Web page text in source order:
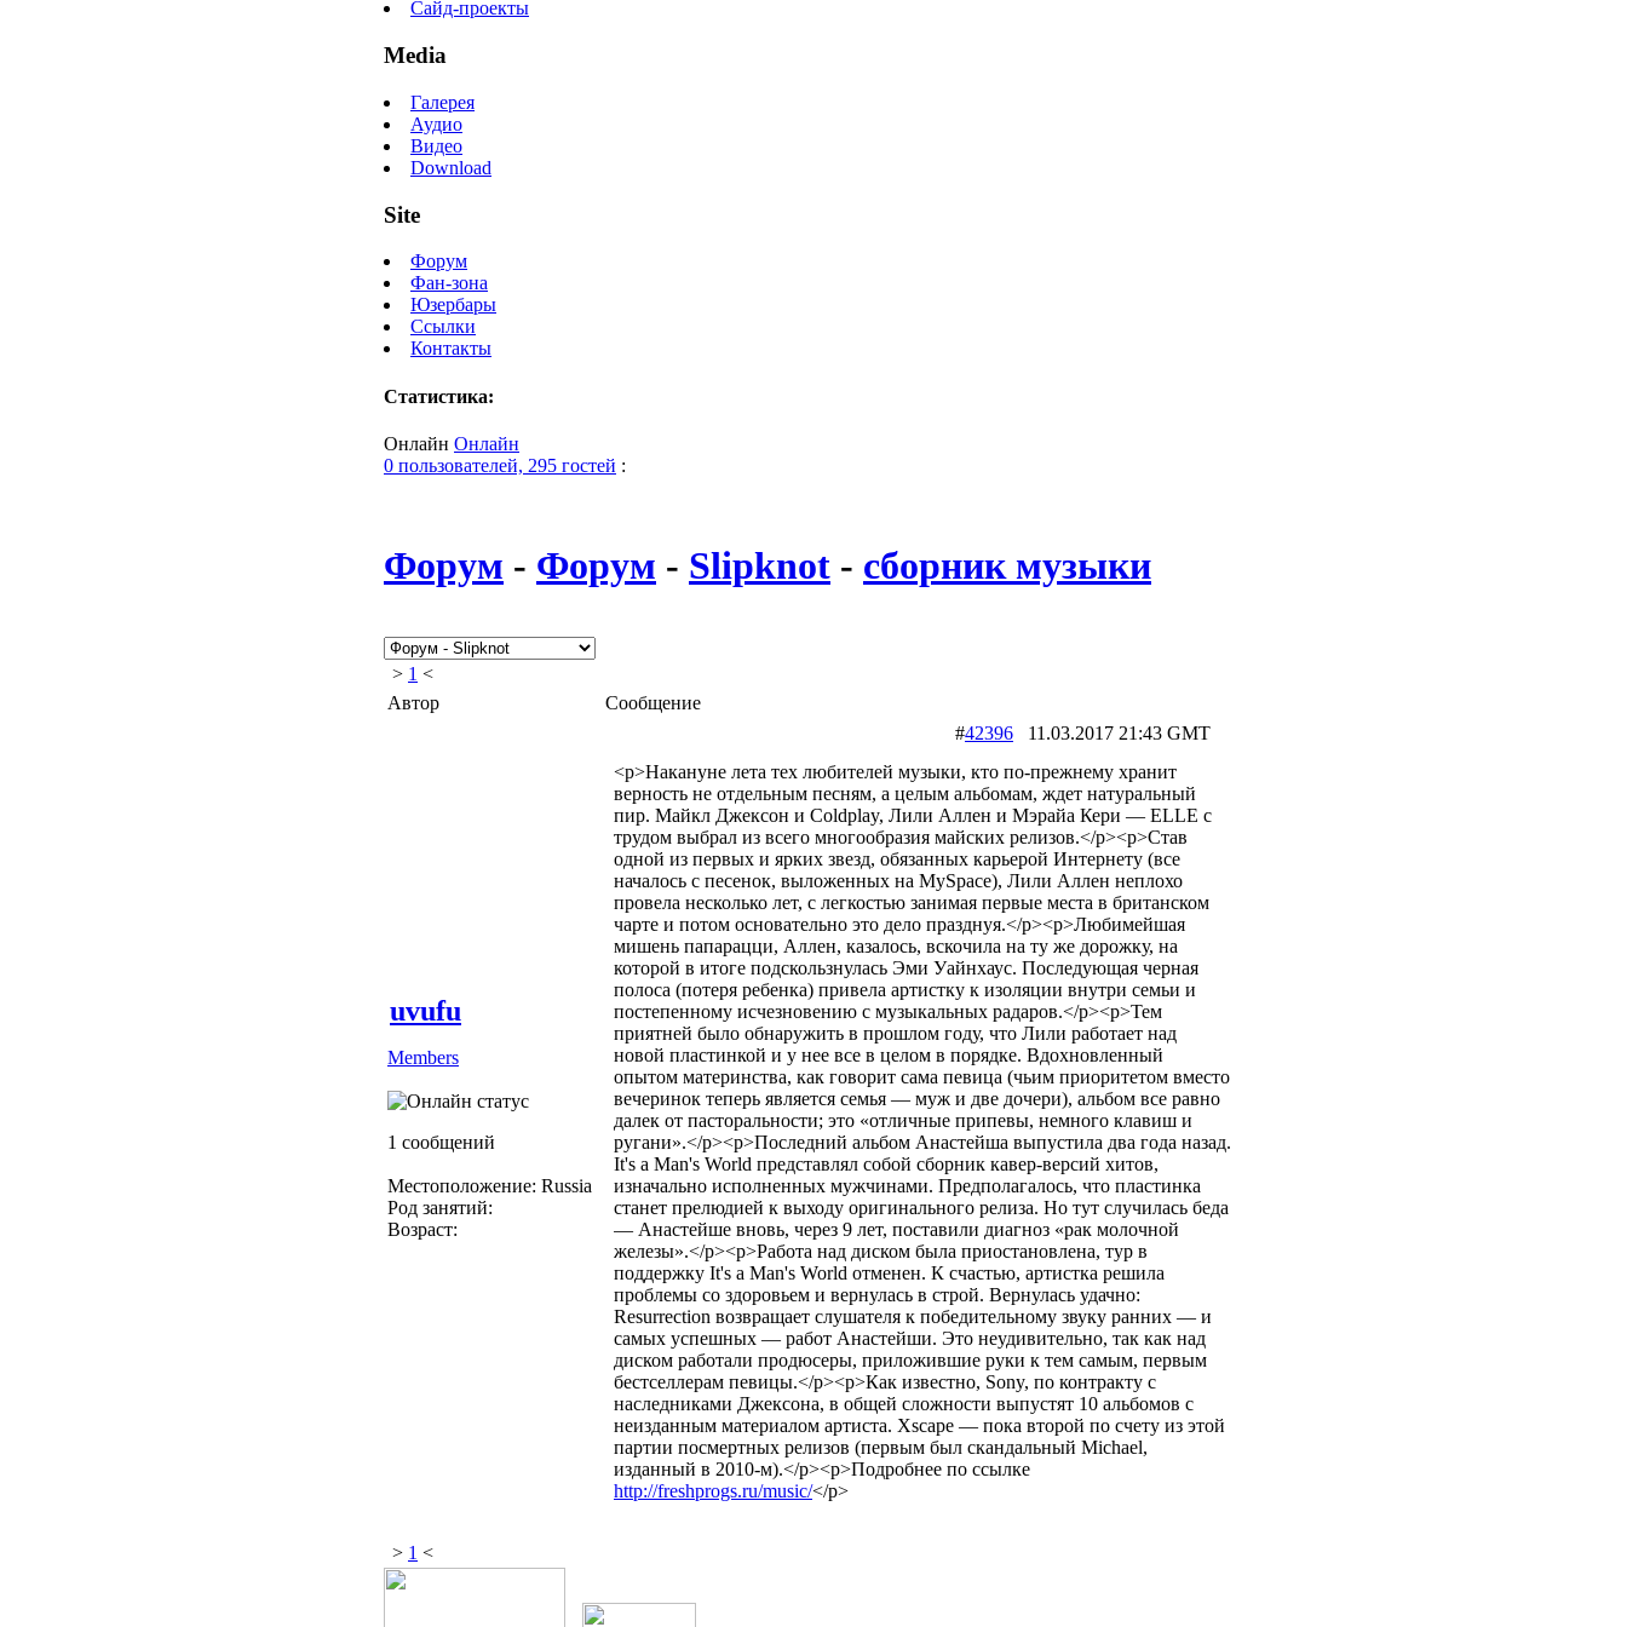
Сайд-проекты
Media
Галерея
Аудио
Видео
Download
Site
Форум
Фан-зона
Юзербары
Ссылки
Контакты
Статистика:
Онлайн Онлайн
0 пользователей, 295 гостей :
Форум - Форум - Slipknot - сборник музыки
> 1 <
Автор
Сообщение
uvufu
Members
1 сообщений
Местоположение: Russia
Род занятий:
Возраст:
#42396 11.03.2017 21:43 GMT
<p>Накануне лета тех любителей музыки, кто по-прежнему хранит
верность не отдельным песням, а целым альбомам, ждет натуральный
пир. Майкл Джексон и Coldplay, Лили Аллен и Мэрайа Кери — ELLE с
трудом выбрал из всего многообразия майских релизов.</p><p>Став
одной из первых и ярких звезд, обязанных карьерой Интернету (все
началось с песенок, выложенных на MySpace), Лили Аллен неплохо
провела несколько лет, с легкостью занимая первые места в британском
чарте и потом основательно это дело празднуя.</p><p>Любимейшая
мишень папарацци, Аллен, казалось, вскочила на ту же дорожку, на
которой в итоге подскользнулась Эми Уайнхаус. Последующая черная
полоса (потеря ребенка) привела артистку к изоляции внутри семьи и
постепенному исчезновению с музыкальных радаров.</p><p>Тем
приятней было обнаружить в прошлом году, что Лили работает над
новой пластинкой и у нее все в целом в порядке. Вдохновленный
опытом материнства, как говорит сама певица (чьим приоритетом вместо
вечеринок теперь является семья — муж и две дочери), альбом все равно
далек от пасторальности; это «отличные припевы, немного клавиш и
ругани».</p><p>Последний альбом Анастейша выпустила два года назад.
It's a Man's World представлял собой сборник кавер-версий хитов,
изначально исполненных мужчинами. Предполагалось, что пластинка
станет прелюдией к выходу оригинального релиза. Но тут случилась беда
— Анастейше вновь, через 9 лет, поставили диагноз «рак молочной
железы».</p><p>Работа над диском была приостановлена, тур в
поддержку It's a Man's World отменен. К счастью, артистка решила
проблемы со здоровьем и вернулась в строй. Вернулась удачно:
Resurrection возвращает слушателя к победительному звуку ранних — и
самых успешных — работ Анастейши. Это неудивительно, так как над
диском работали продюсеры, приложившие руки к тем самым, первым
бестселлерам певицы.</p><p>Как известно, Sony, по контракту с
наследниками Джексона, в общей сложности выпустят 10 альбомов с
неизданным материалом артиста. Xscape — пока второй по счету из этой
партии посмертных релизов (первым был скандальный Michael,
изданный в 2010-м).</p><p>Подробнее по ссылке
http://freshprogs.ru/music/</p>
> 1 <